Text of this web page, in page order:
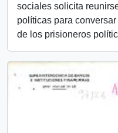
sociales solicita
políticas para
de los prisioneros